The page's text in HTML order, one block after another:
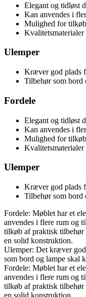
Elegant og tidløst
Kan anvendes i
Mulighed for
Ulemper
Kræver god plads
Tilbehør som bord
Fordele
Elegant og tidløst
Kan anvendes i
Mulighed for
Ulemper
Kræver god plads
Tilbehør som bord
Fordele: Møblet har et
anvendes i flere rum og
tilkøb af praktisk tilbehør
en solid konstruktion.
Ulemper: Det kræver
som bord og lampe skal
Fordele: Møblet har et
anvendes i flere rum og
tilkøb af praktisk tilbehør
en solid konstruktion.